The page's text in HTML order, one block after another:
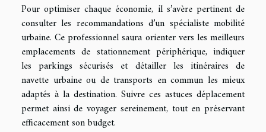
Pour optimiser chaque économie, il s’avère pertinent de
consulter les recommandations d’un spécialiste mobilité
urbaine. Ce professionnel saura orienter vers les meilleurs
emplacements de stationnement périphérique, indiquer
les parkings sécurisés et détailler les itinéraires de
navette urbaine ou de transports en commun les mieux
adaptés à la destination. Suivre ces astuces déplacement
permet ainsi de voyager sereinement, tout en préservant
efficacement son budget.